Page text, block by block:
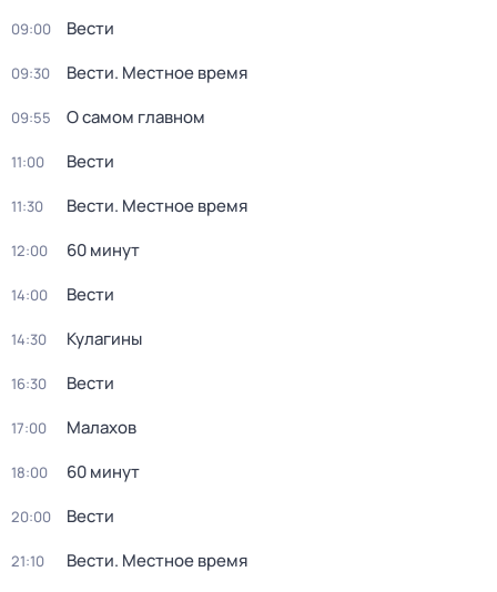
09:00 Вести
09:30 Вести. Местное время
09:55 О самом главном
11:00 Вести
11:30 Вести. Местное время
12:00 60 минут
14:00 Вести
14:30 Кулагины
16:30 Вести
17:00 Малахов
18:00 60 минут
20:00 Вести
21:10 Вести. Местное время